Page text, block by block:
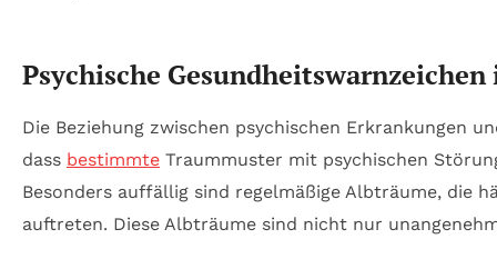
Psychische
Die Beziehung zwischen psychischen Erkrankungen
dass bestimmte Traummuster mit psychischen
Besonders auffällig sind regelmäßige Albträume, die
auftreten. Diese Albträume sind nicht nur